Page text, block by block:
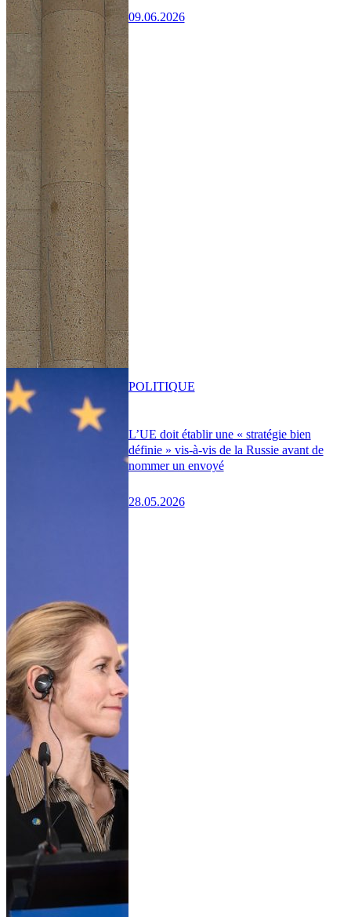
09.06.2026
L’UE doit établir une « stratégie bien
définie » vis-à-vis de la Russie avant de
nommer un envoyé
28.05.2026
POLITIQUE